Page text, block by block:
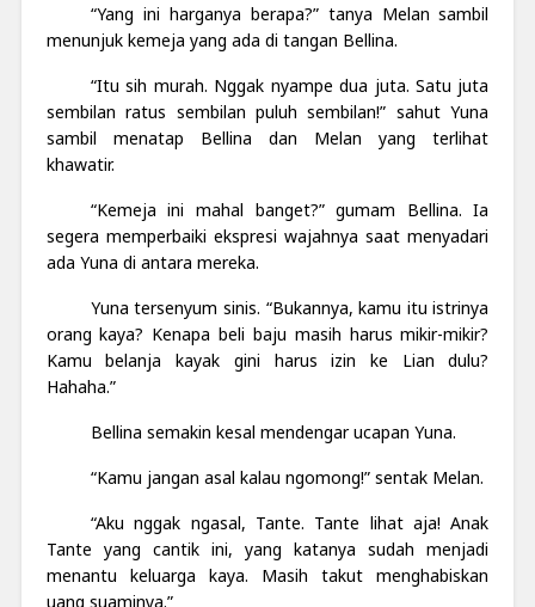
“Yang ini harganya berapa?” tanya Melan sambil
menunjuk kemeja yang ada di tangan Bellina.
“Itu sih murah. Nggak nyampe dua juta. Satu juta
sembilan ratus sembilan puluh sembilan!” sahut Yuna
sambil menatap Bellina dan Melan yang terlihat
khawatir.
“Kemeja ini mahal banget?” gumam Bellina. Ia
segera memperbaiki ekspresi wajahnya saat menyadari
ada Yuna di antara mereka.
Yuna tersenyum sinis. “Bukannya, kamu itu istrinya
orang kaya? Kenapa beli baju masih harus mikir-mikir?
Kamu belanja kayak gini harus izin ke Lian dulu?
Hahaha.”
Bellina semakin kesal mendengar ucapan Yuna.
“Kamu jangan asal kalau ngomong!” sentak Melan.
“Aku nggak ngasal, Tante. Tante lihat aja! Anak
Tante yang cantik ini, yang katanya sudah menjadi
menantu keluarga kaya. Masih takut menghabiskan
uang suaminya.”